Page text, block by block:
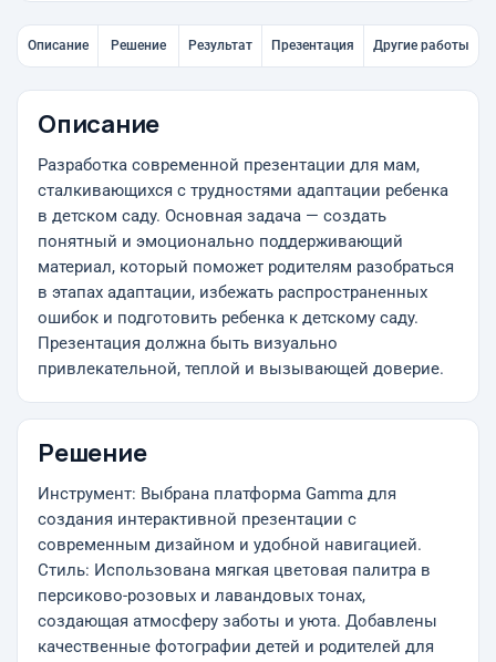
Описание Решение Результат Презентация Другие работы
Описание
Разработка современной презентации для мам,
сталкивающихся с трудностями адаптации ребенка
в детском саду. Основная задача — создать
понятный и эмоционально поддерживающий
материал, который поможет родителям разобраться
в этапах адаптации, избежать распространенных
ошибок и подготовить ребенка к детскому саду.
Презентация должна быть визуально
привлекательной, теплой и вызывающей доверие.
Решение
Инструмент: Выбрана платформа Gamma для
создания интерактивной презентации с
современным дизайном и удобной навигацией.
Стиль: Использована мягкая цветовая палитра в
персиково-розовых и лавандовых тонах,
создающая атмосферу заботы и уюта. Добавлены
качественные фотографии детей и родителей для